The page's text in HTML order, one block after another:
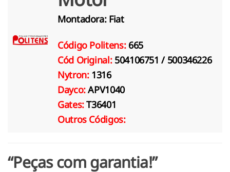
Montadora: Fiat
Código Politens: 665
Cód Original: 504106751 / 500346226
Nytron: 1316
Dayco:APV1040
Gates:T36401
Outros Códigos:
“Peças com garantia!”